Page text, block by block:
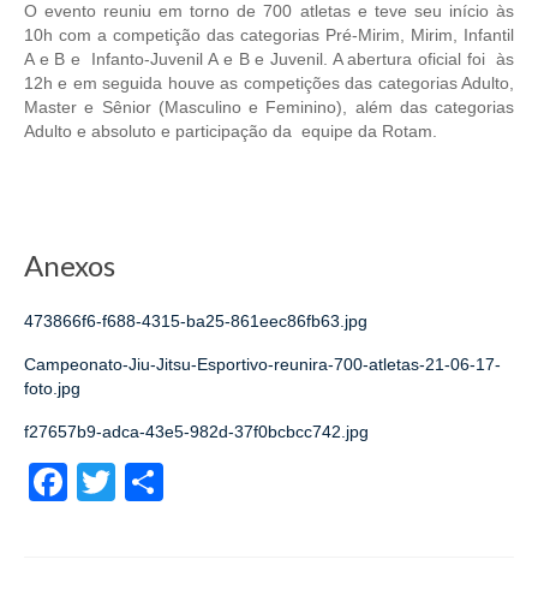
O evento reuniu em torno de 700 atletas e teve seu início às
10h com a competição das categorias Pré-Mirim, Mirim, Infantil
A e B e Infanto-Juvenil A e B e Juvenil. A abertura oficial foi às
12h e em seguida houve as competições das categorias Adulto,
Master e Sênior (Masculino e Feminino), além das categorias
Adulto e absoluto e participação da equipe da Rotam.
Anexos
473866f6-f688-4315-ba25-861eec86fb63.jpg
Campeonato-Jiu-Jitsu-Esportivo-reunira-700-atletas-21-06-17-
foto.jpg
f27657b9-adca-43e5-982d-37f0bcbcc742.jpg
Facebook
Twitter